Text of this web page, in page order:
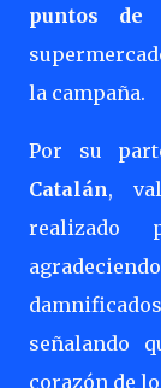
puntos de
la campaña.
Por su
Catalán,
realizado
señalando
corazón de